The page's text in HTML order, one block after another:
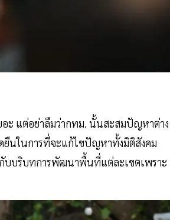
ะ แต่อย่าลืมว่ากทม. นั้นสะสมปัญหาต่า
ยืนในการที่จะแก้ไขปัญหาทั้งมิติสังคม
บบริบทการพัฒนาพื้นที่แต่ละเขตเพราะ